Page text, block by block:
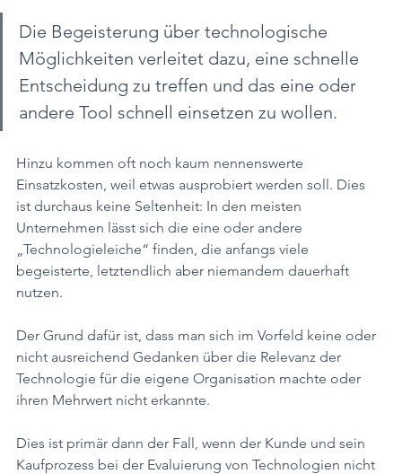
Die Begeisterung über technologische
Möglichkeiten verleitet dazu, eine schnelle
Entscheidung zu treffen und das eine oder
andere Tool schnell einsetzen zu wollen.
Hinzu kommen oft noch kaum nennenswerte
Einsatzkosten, weil etwas ausprobiert werden soll. Dies
ist durchaus keine Seltenheit: In den meisten
Unternehmen lässt sich die eine oder andere
„Technologieleiche“ finden, die anfangs viele
begeisterte, letztendlich aber niemandem dauerhaft
nutzen.
Der Grund dafür ist, dass man sich im Vorfeld keine oder
nicht ausreichend Gedanken über die Relevanz der
Technologie für die eigene Organisation machte oder
ihren Mehrwert nicht erkannte.
Dies ist primär dann der Fall, wenn der Kunde und sein
Kaufprozess bei der Evaluierung von Technologien nicht